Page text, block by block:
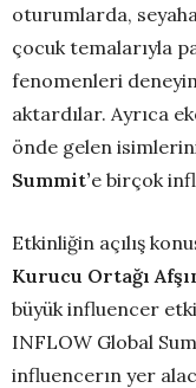
oturumlarda,
çocuk temalarıyla
fenomenleri
aktardılar. Ayrıca
önde gelen
Summit’e birçok
Etkinliğin açılış
Kurucu Ortağı
büyük influencer
INFLOW Global
influencerın yer